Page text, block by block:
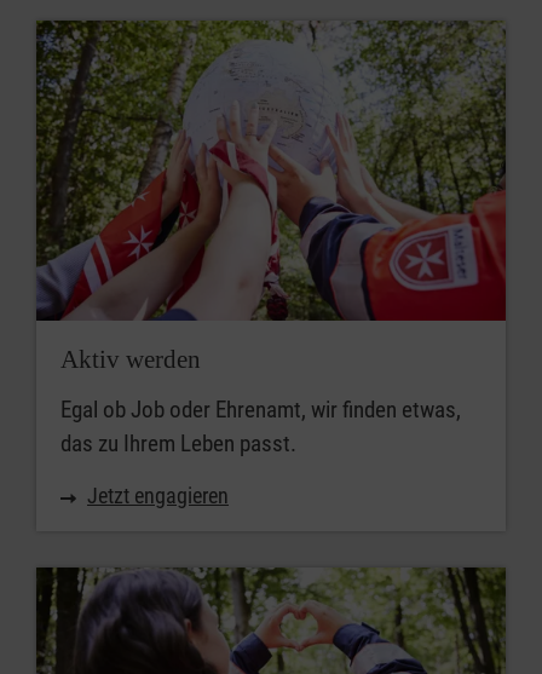
Aktiv werden
Egal ob Job oder Ehrenamt, wir finden etwas,
das zu Ihrem Leben passt.
Jetzt engagieren